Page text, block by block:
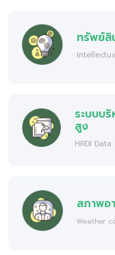
ทรัพย์
ระบบบ
สูง
HRDI
สภาพอ
Weather